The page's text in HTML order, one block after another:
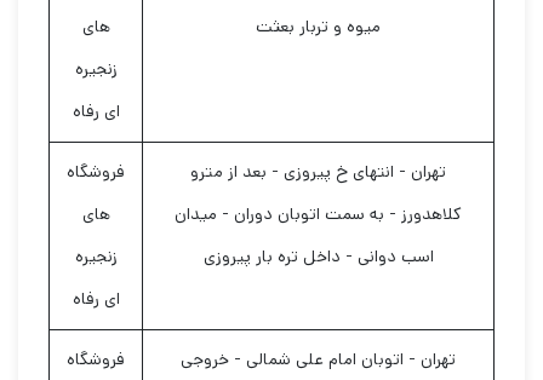
میوه و تربار بعثت
های
زنجیره
ای رفاه
تهران - انتهای خ پیروزی - بعد از مترو
کلاهدورز - به سمت اتوبان دوران - میدان
اسب دوانی - داخل تره بار پیروزی
فروشگاه
های
زنجیره
ای رفاه
تهران - اتوبان امام علی شمالی - خروجی فروشگاه